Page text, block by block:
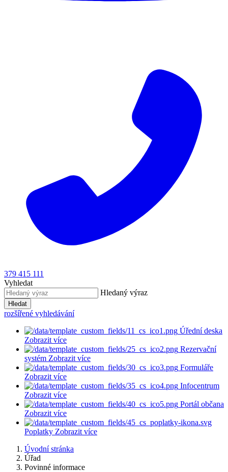
379 415 111
Vyhledat
Hledaný výraz
Hledat
rozšířené vyhledávání
Úřední deska
Zobrazit více
Rezervační
systém Zobrazit více
Formuláře
Zobrazit více
Infocentrum
Zobrazit více
Portál občana
Zobrazit více
Poplatky Zobrazit více
Úvodní stránka
Úřad
Povinné informace